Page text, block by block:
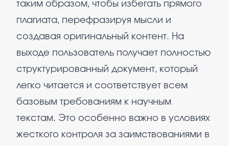
таким образом, чтобы избегать прямого
плагиата, перефразируя мысли и
создавая оригинальный контент. На
выходе пользователь получает полностью
структурированный документ, который
легко читается и соответствует всем
базовым требованиям к научным
текстам. Это особенно важно в условиях
жесткого контроля за заимствованиями в